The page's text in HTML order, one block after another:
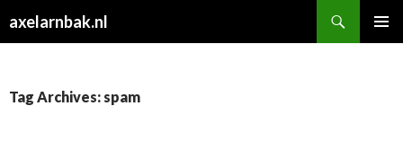
axelarnbak.nl
Tag Archives: spam